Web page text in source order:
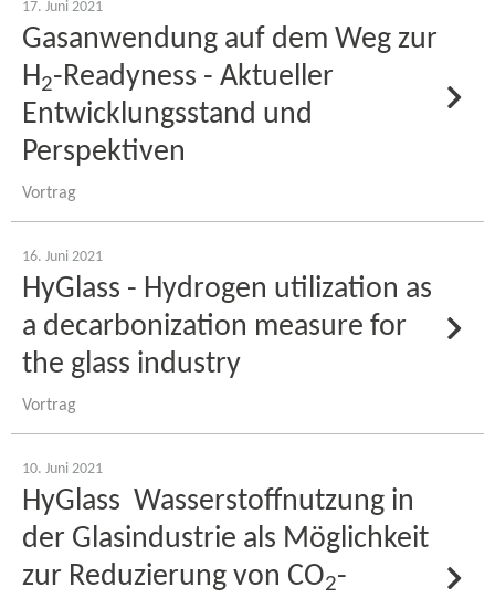
17. Juni 2021
Gasanwendung auf dem Weg zur
H2-​Readyness - Aktueller
Entwicklungsstand und
Perspektiven
Vortrag
16. Juni 2021
HyGlass - Hydrogen utilization as
a decarbonization measure for
the glass industry
Vortrag
10. Juni 2021
HyGlass Wasserstoffnutzung in
der Glasindustrie als Möglichkeit
zur Reduzierung von CO2-​